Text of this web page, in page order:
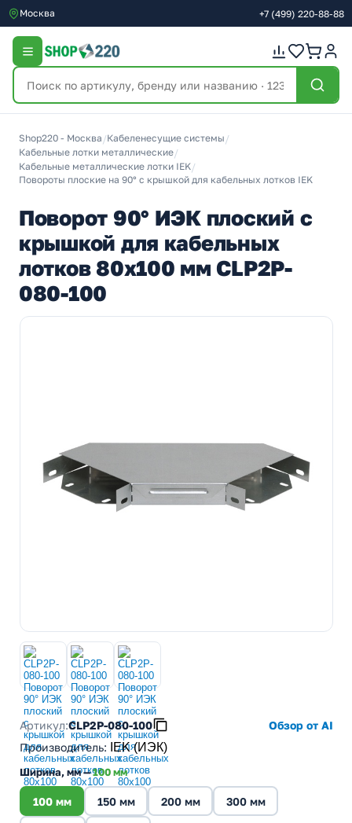
Москва +7 (499) 220-88-88
Shop220 - Москва /Кабеленесущие системы /
Кабельные лотки металлические/
Кабельные металлические лотки IEK/
Повороты плоские на 90° с крышкой для кабельных лотков IEK
Поворот 90° ИЭК плоский с
крышкой для кабельных
лотков 80х100 мм CLP2P-
080-100
Артикул:CLP2P-080-100
Обзор от AI
Производитель: IEK (ИЭК)
Ширина, мм —100 мм
100 мм 150 мм 200 мм 300 мм